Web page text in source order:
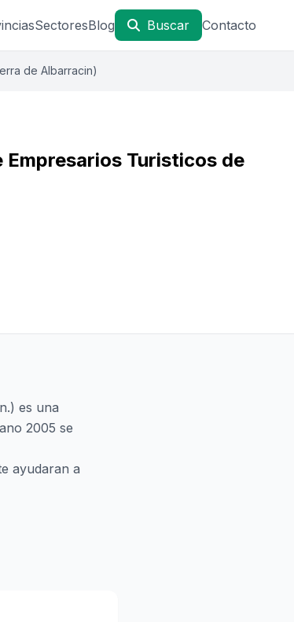
SectoresBlog Buscar Contacto
de Albarracin)
Turisticos de
es una
2005 se
ayudaran a